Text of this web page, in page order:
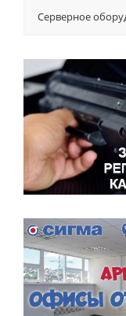
Серверное